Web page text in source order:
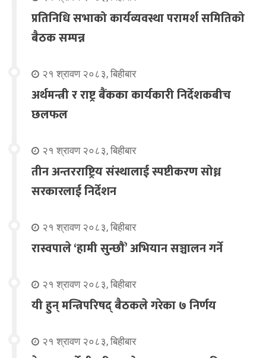
प्रतिनिधि सभाको कार्यव्यवस्था परामर्श समितिको
बैठक सम्पन्न
२१ श्रावण २०८३, बिहीबार
अर्थमन्त्री र राष्ट्र बैंकका कार्यकारी निर्देशकबीच
छलफल
२१ श्रावण २०८३, बिहीबार
तीन अन्तरराष्ट्रिय संस्थालाई स्पष्टीकरण सोध्न
सरकारलाई निर्देशन
२१ श्रावण २०८३, बिहीबार
रास्वपाले ‘हामी सुन्छौँ’ अभियान सञ्चालन गर्ने
२१ श्रावण २०८३, बिहीबार
यी हुन् मन्त्रिपरिषद् बैठकले गरेका ७ निर्णय
२१ श्रावण २०८३, बिहीबार